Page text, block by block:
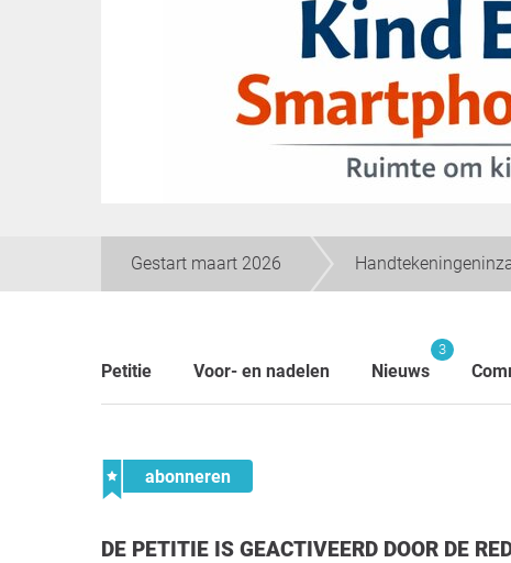
Gestart maart 2026
Petitie Voor- en nadelen Nieuws
3
abonneren
DE PETITIE IS GEACTIVEERD DOOR DE